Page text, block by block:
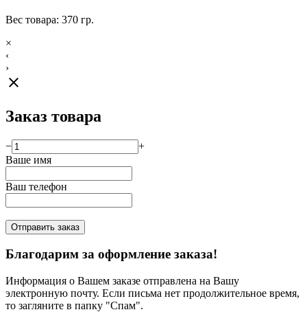
Вес товара: 370 гр.
×
‹
›
close
Заказ товара
−
+
Ваше имя
Ваш телефон
Отправить заказ
Благодарим за оформление заказа!
Информация о Вашем заказе отправлена на Вашу
электронную почту. Если письма нет продолжительное время,
то загляните в папку "Спам".